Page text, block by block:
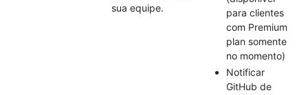
sua equipe.
para clientes
com Premium
plan somente
no momento)
Notificar
GitHub de